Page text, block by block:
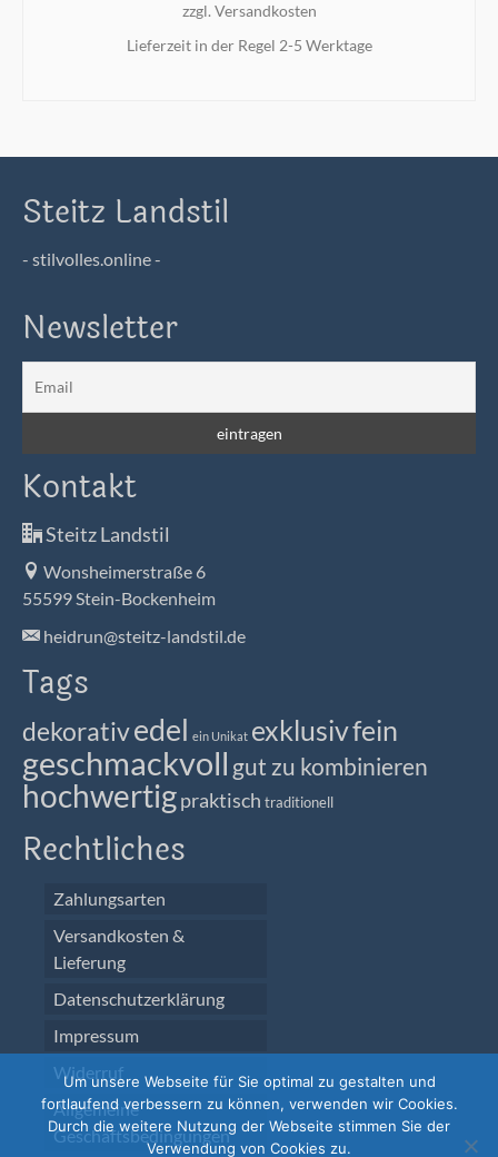
zzgl.Versandkosten
Lieferzeit in der Regel 2-5 Werktage
Steitz Landstil
- stilvolles.online -
Newsletter
Kontakt
Steitz Landstil
Wonsheimerstraße 6
55599 Stein-Bockenheim
heidrun@steitz-landstil.de
Tags
dekorativedel ein Unikat exklusivfein
geschmackvoll gut zu kombinieren
hochwertigpraktisch traditionell
Rechtliches
Zahlungsarten
Versandkosten &
Lieferung
Datenschutzerklärung
Impressum
Widerruf
Allgemeine
Geschäftsbedingungen
Um unsere Webseite für Sie optimal zu gestalten und
fortlaufend verbessern zu können, verwenden wir Cookies.
Durch die weitere Nutzung der Webseite stimmen Sie der
Verwendung von Cookies zu.